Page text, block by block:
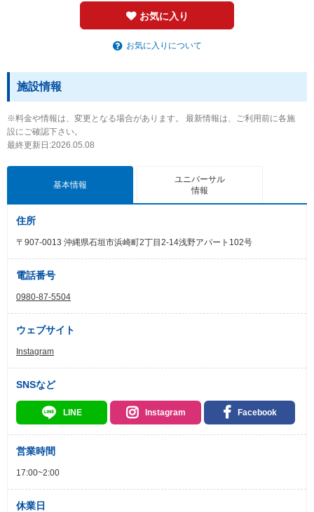
お気に入り
お気に入りについて
施設情報
※料金や情報は、変更となる場合があります。 最新情報は、ご利用前に各施
設にご確認下さい。
最終更新日:2026.05.08
基本情報
ユニバーサル
情報
住所
〒907-0013 沖縄県石垣市浜崎町2丁目2-14浅野アパート102号
電話番号
0980-87-5504
ウェブサイト
Instagram
SNSなど
LINE Instagram Facebook
営業時間
17:00~2:00
休業日